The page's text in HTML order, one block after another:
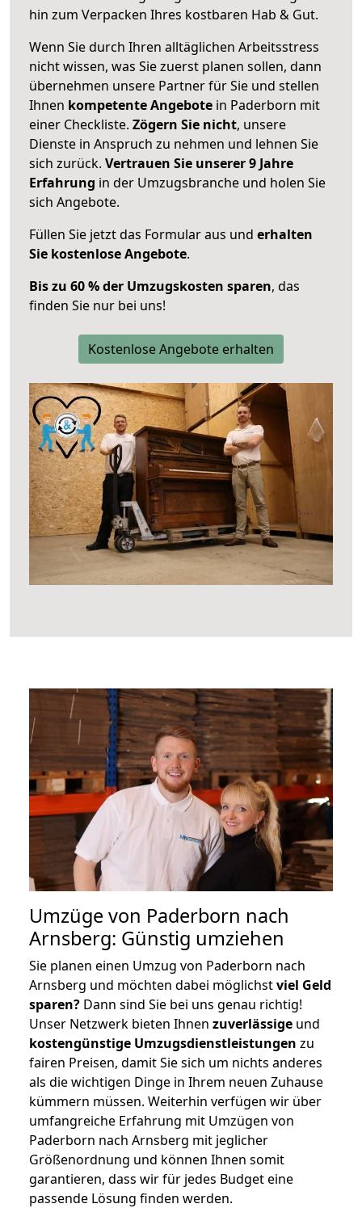
hin zum Verpacken Ihres kostbaren Hab & Gut.
Wenn Sie durch Ihren alltäglichen Arbeitsstress
nicht wissen, was Sie zuerst planen sollen, dann
übernehmen unsere Partner für Sie und stellen
Ihnen kompetente Angebote in Paderborn mit
einer Checkliste. Zögern Sie nicht, unsere
Dienste in Anspruch zu nehmen und lehnen Sie
sich zurück. Vertrauen Sie unserer 9 Jahre
Erfahrung in der Umzugsbranche und holen Sie
sich Angebote.
Füllen Sie jetzt das Formular aus und erhalten
Sie kostenlose Angebote.
Bis zu 60 % der Umzugskosten sparen, das
finden Sie nur bei uns!
Kostenlose Angebote erhalten
Umzüge von Paderborn nach
Arnsberg: Günstig umziehen
Sie planen einen Umzug von Paderborn nach
Arnsberg und möchten dabei möglichstviel Geld
sparen? Dann sind Sie bei uns genau richtig!
Unser Netzwerk bieten Ihnen zuverlässige und
kostengünstige Umzugsdienstleistungen zu
fairen Preisen, damit Sie sich um nichts anderes
als die wichtigen Dinge in Ihrem neuen Zuhause
kümmern müssen. Weiterhin verfügen wir über
umfangreiche Erfahrung mit Umzügen von
Paderborn nach Arnsberg mit jeglicher
Größenordnung und können Ihnen somit
garantieren, dass wir für jedes Budget eine
passende Lösung finden werden.